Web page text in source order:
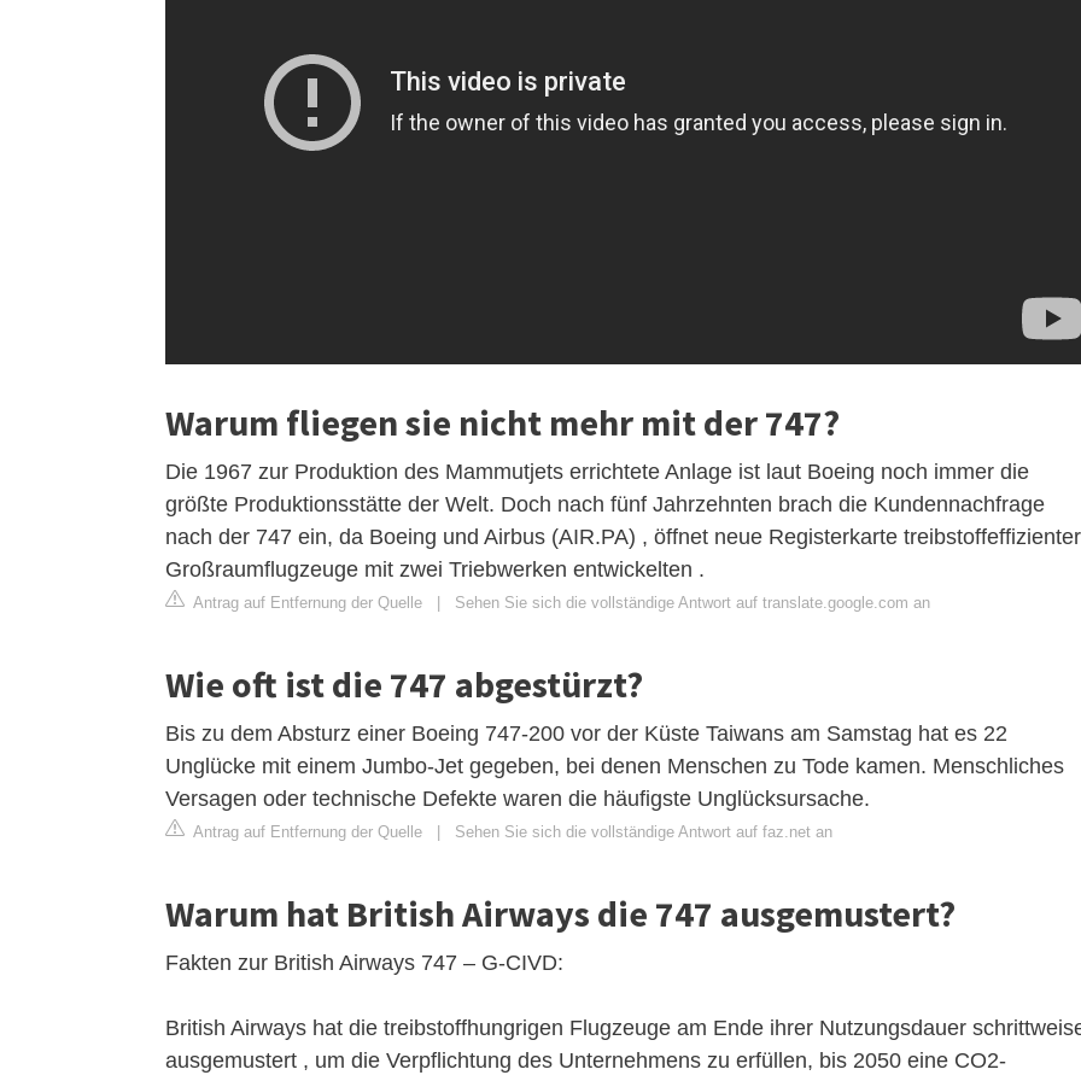
Warum fliegen sie nicht mehr mit der 747?
Die 1967 zur Produktion des Mammutjets errichtete Anlage ist laut Boeing noch immer die
größte Produktionsstätte der Welt. Doch nach fünf Jahrzehnten brach die Kundennachfrage
nach der 747 ein, da Boeing und Airbus (AIR.PA) , öffnet neue Registerkarte
Großraumflugzeuge mit zwei Triebwerken entwickelten .
Antrag auf Entfernung der Quelle | Sehen Sie sich die vollständige Antwort auf translate.google.com an
Wie oft ist die 747 abgestürzt?
Bis zu dem Absturz einer Boeing 747-200 vor der Küste Taiwans am Samstag hat es 22
Unglücke mit einem Jumbo-Jet gegeben, bei denen Menschen zu Tode kamen. Menschliches
Versagen oder technische Defekte waren die häufigste Unglücksursache.
Antrag auf Entfernung der Quelle | Sehen Sie sich die vollständige Antwort auf faz.net an
Warum hat British Airways die 747 ausgemustert?
Fakten zur British Airways 747 – G-CIVD:
British Airways hat die treibstoffhungrigen Flugzeuge am Ende ihrer Nutzungsdauer
ausgemustert , um die Verpflichtung des Unternehmens zu erfüllen, bis 2050 eine CO2-